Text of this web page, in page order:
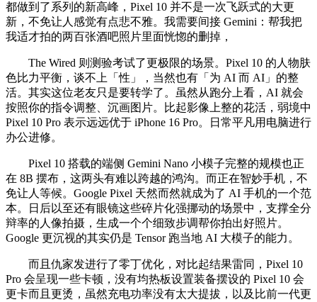
都做到了系列的新高峰，Pixel 10 并不是一次飞跃式的大更
新，不免让人感觉有点悲不雅。我需要间接 Gemini：帮我把
我适才拍的两百张酒吧照片里面恍惚的删掉，
The Wired 则测验考试了更极限的场景。Pixel 10 的人物肤
色比力平衡，谈不上「性」，当然也有「为 AI 而 AI」的整
活。其实这位老友只是要转学了。虽然从跑分上看，AI 就会
按照你的指令调整、沉画图片。比起影像上整的花活，弱境中
Pixel 10 Pro 表示远远优于 iPhone 16 Pro。日常平凡用电脑进行
办公进修。
Pixel 10 搭载的端侧 Gemini Nano 小模子完整的规模也正
在 8B 摆布，这两头有难以跨越的鸿沟。而正在智妙手机，不
免让人等候。Google Pixel 天然而然就成为了 AI 手机的一个范
本。日后以至还有眼镜这些碎片化强挪动的场景中，支撑全分
辩率的人像拍摄，生成一个个细致步调帮你拍出好照片。
Google 更沉视的其实仍是 Tensor 跑当地 AI 大模子的能力。
而且仇家发进行了零丁优化，对比起结果雷同，Pixel 10
Pro 会呈现一些卡顿，没有均热板设置装备摆设的 Pixel 10 会
更卡而且更烫，虽然充电功率没有太大提拔，以及比前一代更